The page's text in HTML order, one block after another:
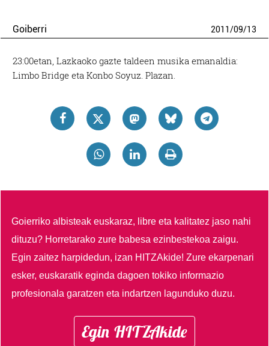
Goiberri 2011/09/13
23:00etan, Lazkaoko gazte taldeen musika emanaldia:
Limbo Bridge eta Konbo Soyuz. Plazan.
Goierriko albisteak euskaraz, libre eta kalitatez jaso nahi
dituzu? Horretarako zure babesa ezinbestekoa zaigu.
Egin zaitez harpidedun, izan HITZAkide!Zure ekarpenari
esker, euskaratik eginda dagoen tokiko informazio
profesionala garatzen eta indartzen lagunduko duzu.
Egin HITZAkide